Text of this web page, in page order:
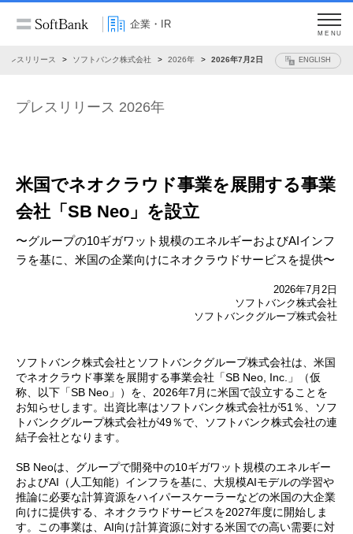
企業・IR
MENU
プレスリリース ソフトバンク株式会社 2026年 2026年7月2日 ENGLISH
プレスリリース 2026年
米国でネオクラウド事業を展開する事業
会社 「SB Neo」を設立
〜グループの10ギガワット規模のエネルギーおよびAIインフ
ラを基に、 米国の企業向けにネオクラウドサービスを提供〜
2026年7月2日
ソフトバンク株式会社
ソフトバンクグループ株式会社
ソフトバンク株式会社とソフトバンクグループ株式会社は、米国
でネオクラウド事業を展開する事業会社「SB Neo, Inc.」（仮
称、以下「SB Neo」）を、2026年7月に米国で設立することを
お知らせします。出資比率はソフトバンク株式会社が51％、ソフ
トバンクグループ株式会社が49％で、ソフトバンク株式会社の連
結子会社となります。
SB Neoは、グループで開発中の10ギガワット規模のエネルギー
およびAI（人工知能）インフラを基に、大規模AIモデルの学習や
推論に必要な計算資源をハイパースケーラーなどの米国の大企業
向けに提供する、ネオクラウドサービスを2027年度に開始しま
す。この事業は、AI向け計算資源に対する米国での高い需要に対